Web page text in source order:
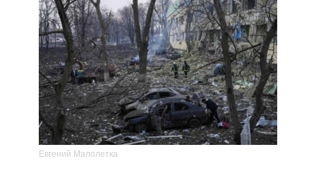
Евгений Малолетка